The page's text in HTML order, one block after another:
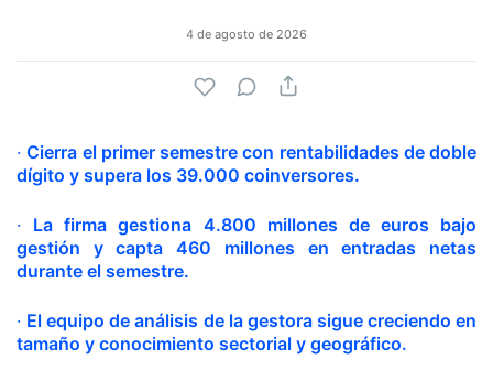
4 de agosto de 2026
·Cierra el primer semestre con rentabilidades de doble
dígito y supera los 39.000 coinversores.
· La firma gestiona 4.800 millones de euros bajo
gestión y capta 460 millones en entradas netas
durante el semestre.
· El equipo de análisis de la gestora sigue creciendo en
tamaño y conocimiento sectorial y geográfico.